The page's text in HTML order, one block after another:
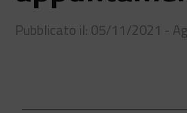
Pubblicato il: 05/11/2021 -